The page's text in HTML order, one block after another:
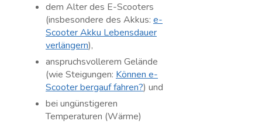
dem Alter des E-Scooters
(insbesondere des Akkus: e-
Scooter Akku Lebensdauer
verlängern),
anspruchsvollerem Gelände
(wie Steigungen: Können e-
Scooter bergauf fahren?) und
bei ungünstigeren
Temperaturen (Wärme)